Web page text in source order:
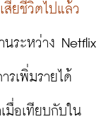
ยชีวิตไปแล้ว
นระหว่าง Netflix
รเพิ่มรายได้
มื่อเทียบกับใน